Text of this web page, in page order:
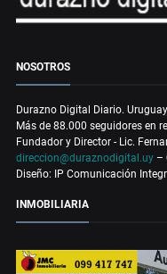
NOSOTROS
Durazno Digital Diario.
Más de 88.000 seguidores en
Fundador y Director - Lic.
direccion@duraznodigital.uy –
Diseño: IP Comunicación
INMOBILIARIA